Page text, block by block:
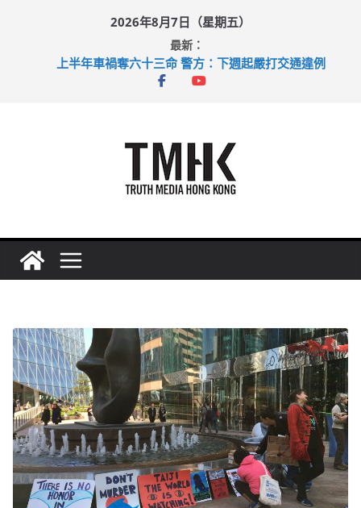
2026年8月7日（星期五）
最新：
上半年車禍奪六十三命 警方：下週起嚴打交通違例
性罪行修例獲九成支持 鄧炳強：爭取今屆任期內完成立法